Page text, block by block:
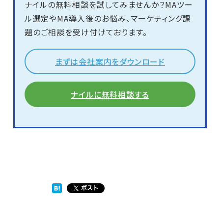
ナイルの無料相談を試してみませんか？MAツー
ル選定やMA導入後のお悩み、マーケティング課
題のご相談を受け付けております。
まずは会社案内をダウンロード
ナイルに無料相談する